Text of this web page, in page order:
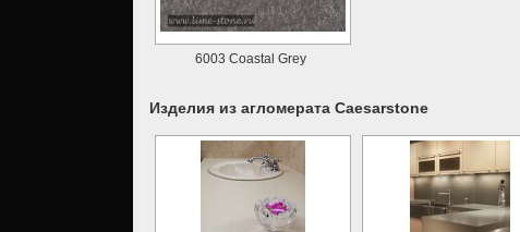
6003 Coastal Grey
Изделия из агломерата Caesarstone